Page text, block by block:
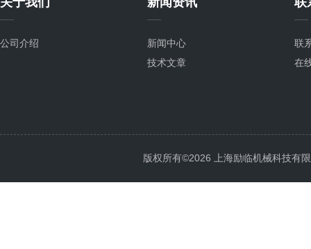
公司介绍
新闻中心
技术文章
联
在
版权所有©2026 上海励临机械科技有